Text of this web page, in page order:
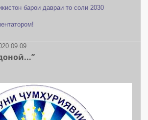
барои давраи то соли 2030
09:09